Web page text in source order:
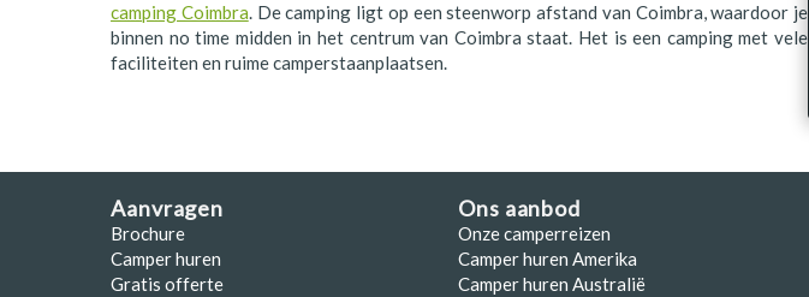
Schotland
Zwitserland
camping Coimbra. De camping ligt op een steenworp afstand van Coimbra, waardoor je
binnen no time midden in het centrum van Coimbra staat. Het is een camping met vele
faciliteiten en ruime camperstaanplaatsen.
Aanvragen
Brochure
Camper huren
Gratis offerte
Ons aanbod
Onze camperreizen
Camper huren Amerika
Camper huren Australië